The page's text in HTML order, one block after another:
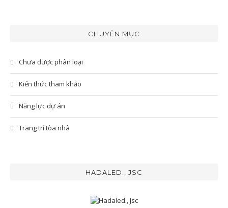
CHUYÊN MỤC
Chưa được phân loại
Kiến thức tham khảo
Năng lực dự án
Trang trí tòa nhà
HADALED., JSC